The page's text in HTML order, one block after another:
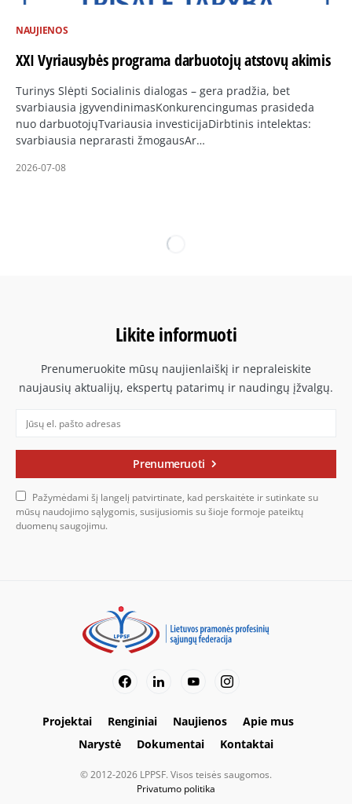
NAUJIENOS
XXI Vyriausybės programa darbuotojų atstovų akimis
Turinys Slėpti Socialinis dialogas – gera pradžia, bet
svarbiausia įgyvendinimasKonkurencingumas prasideda
nuo darbuotojųTvariausia investicijaDirbtinis intelektas:
svarbiausia neprarasti žmogausAr…
2026-07-08
Likite informuoti
Prenumeruokite mūsų naujienlaiškį ir nepraleiskite
naujausių aktualijų, ekspertų patarimų ir naudingų įžvalgų.
Prenumeruoti
Pažymėdami šį langelį patvirtinate, kad perskaitėte ir sutinkate su
mūsų naudojimo sąlygomis, susijusiomis su šioje formoje pateiktų
duomenų saugojimu.
Projektai Renginiai Naujienos
Apie mus
Narystė
Dokumentai Kontaktai
© 2012-2026 LPPSF. Visos teisės saugomos.
Privatumo politika